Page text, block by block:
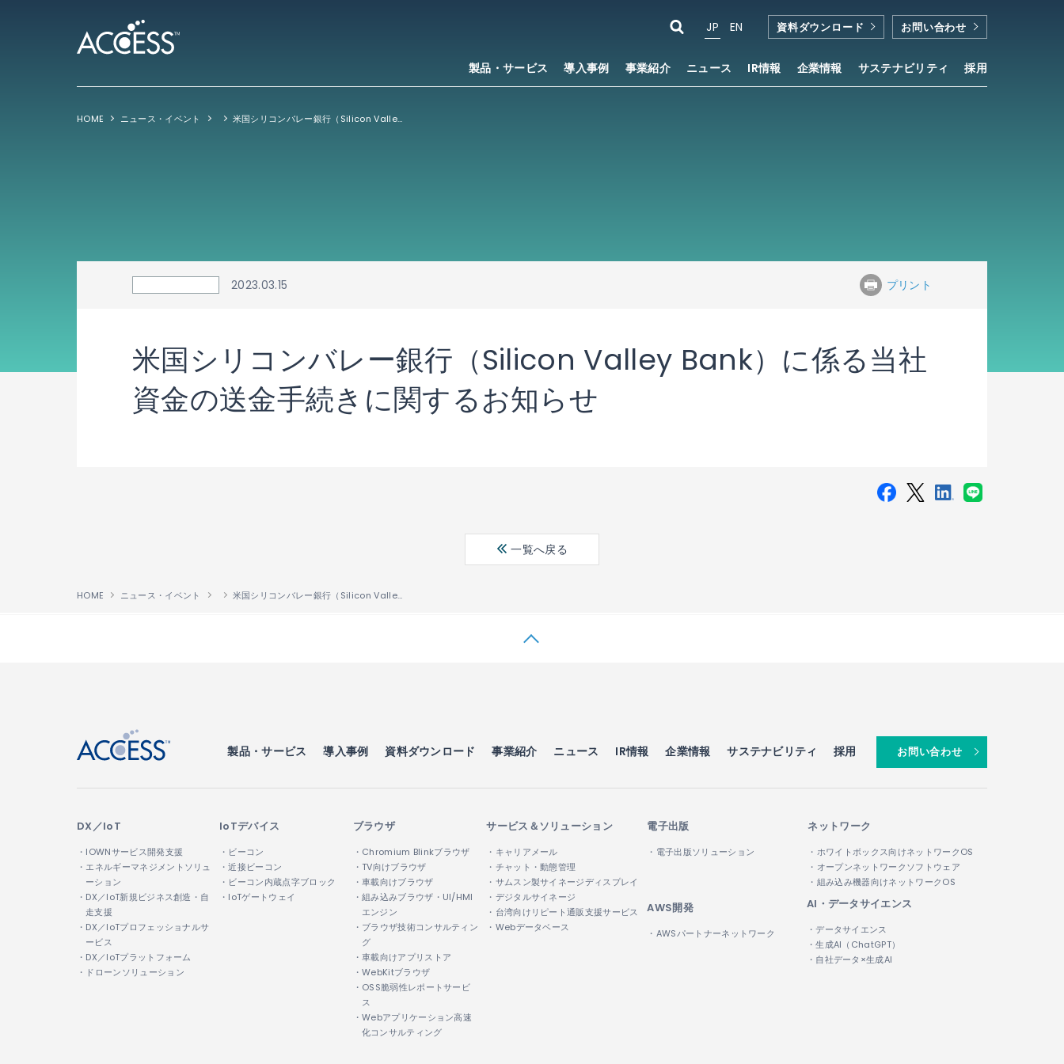
製品・サービス 導入事例 事業紹介 ニュース IR情報 企業情報 サステナビリティ 採用
JP EN 資料ダウンロード お問い合わせ
HOME ニュース・イベント 米国シリコンバレー銀行（Silicon Valley Bank）に係る当社資金の送金手続きに関するお知らせ
2023.03.15 プリント
米国シリコンバレー銀行（Silicon Valley Bank）に係る当社
資金の送金手続きに関するお知らせ
一覧へ戻る
HOME ニュース・イベント 米国シリコンバレー銀行（Silicon Valley Bank）に係る当社資金の送金手続きに関するお知らせ
製品・サービス 導入事例 資料ダウンロード 事業紹介 ニュース IR情報 企業情報 サステナビリティ 採用 お問い合わせ
DX／IoT
・IOWNサービス開発支援
・エネルギーマネジメントソリュ
ーション
・DX／IoT新規ビジネス創造・自
走支援
・DX／IoTプロフェッショナルサ
ービス
・DX／IoTプラットフォーム
・ドローンソリューション
IoTデバイス
・ビーコン
・近接ビーコン
・ビーコン内蔵点字ブロック
・IoTゲートウェイ
ブラウザ
・Chromium Blinkブラウザ
・TV向けブラウザ
・車載向けブラウザ
・組み込みブラウザ・UI/HMI
エンジン
・ブラウザ技術コンサルティン
グ
・車載向けアプリストア
・WebKitブラウザ
・OSS脆弱性レポートサービ
ス
・Webアプリケーション高速
化コンサルティング
サービス＆ソリューション
・キャリアメール
・チャット・動態管理
・サムスン製サイネージディスプレイ
・デジタルサイネージ
・台湾向けリピート通販支援サービス
・Webデータベース
電子出版
・電子出版ソリューション
ネットワーク
・ホワイトボックス向けネットワークOS
・オープンネットワークソフトウェア
・組み込み機器向けネットワークOS
AWS開発
・AWSパートナーネットワーク
AI・データサイエンス
・データサイエンス
・生成AI（ChatGPT）
・自社データ×生成AI